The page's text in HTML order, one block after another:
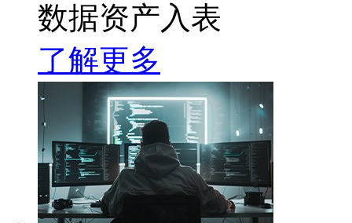
数据资产入表
了解更多